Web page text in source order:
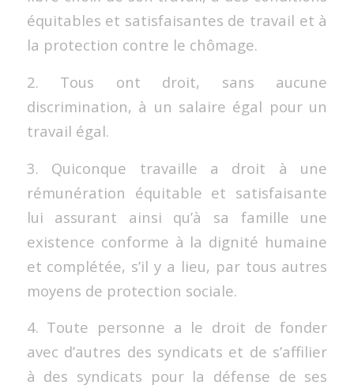
équitables et satisfaisantes de travail et à
la protection contre le chômage.
2. Tous ont droit, sans aucune
discrimination, à un salaire égal pour un
travail égal.
3. Quiconque travaille a droit à une
rémunération équitable et satisfaisante
lui assurant ainsi qu’à sa famille une
existence conforme à la dignité humaine
et complétée, s’il y a lieu, par tous autres
moyens de protection sociale.
4. Toute personne a le droit de fonder
avec d’autres des syndicats et de s’affilier
à des syndicats pour la défense de ses